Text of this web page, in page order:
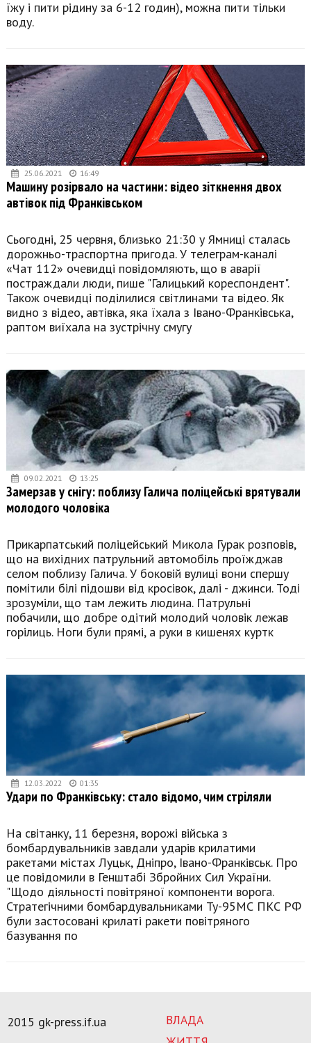
їжу і пити рідину за 6-12 годин), можна пити тільки
воду.
25.06.2021 16:49
Машину розірвало на частини: відео зіткнення двох
автівок під Франківськом
Сьогодні, 25 червня, близько 21:30 у Ямниці сталась
дорожньо-траспортна пригода. У телеграм-каналі
«Чат 112» очевидці повідомляють, що в аварії
постраждали люди, пише "Галицький кореспондент".
Також очевидці поділилися світлинами та відео. Як
видно з відео, автівка, яка їхала з Івано-Франківська,
раптом виїхала на зустрічну смугу
09.02.2021 13:25
Замерзав у снігу: поблизу Галича поліцейські врятували
молодого чоловіка
Прикарпатський поліцейський Микола Гурак розповів,
що на вихідних патрульний автомобіль проїжджав
селом поблизу Галича. У боковій вулиці вони спершу
помітили білі підошви від кросівок, далі - джинси. Тоді
зрозуміли, що там лежить людина. Патрульні
побачили, що добре одітий молодий чоловік лежав
горілиць. Ноги були прямі, а руки в кишенях куртк
12.03.2022 01:35
Удари по Франківську: стало відомо, чим стріляли
На світанку, 11 березня, ворожі війська з
бомбардувальників завдали ударів крилатими
ракетами містах Луцьк, Дніпро, Івано-Франківськ. Про
це повідомили в Генштабі Збройних Сил України.
"Щодо діяльності повітряної компоненти ворога.
Стратегічними бомбардувальниками Ту-95МС ПКС РФ
були застосовані крилаті ракети повітряного
базування по
ВЛАДА
2015 gk-press.if.ua